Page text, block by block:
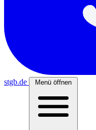
stgb.de Menü öffnen